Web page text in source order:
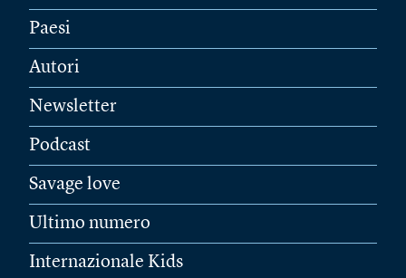
Paesi
Autori
Newsletter
Podcast
Savage love
Ultimo numero
Internazionale Kids